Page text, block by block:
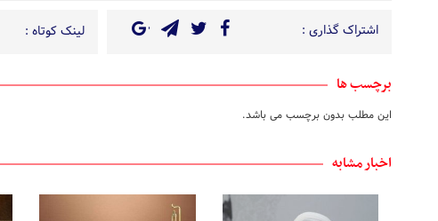
اشتراک گذاری : لینک کوتاه :
برچسب ها
این مطلب بدون برچسب می باشد.
اخبار مشابه